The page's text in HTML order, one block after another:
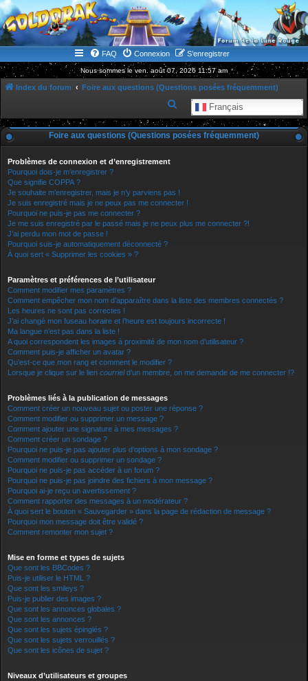
WWW.GOLDORAKGO.COM
le site de la Lune Rouge
FAQ Connexion S’enregistrer
Nous sommes le ven. août 07, 2026 11:57 am
Index du forum Foire aux questions (Questions posées fréquemment)
Français
e
c
c
Foire aux questions (Questions posées fréquemment)
Problèmes de connexion et d’enregistrement
Pourquoi dois-je m’enregistrer ?
Que signifie COPPA ?
Je souhaite m’enregistrer, mais je n’y parviens pas !
Je suis enregistré mais je ne peux pas me connecter !
Pourquoi ne puis-je pas me connecter ?
Je me suis enregistré par le passé mais je ne peux plus me connecter ?!
J’ai perdu mon mot de passe !
Pourquoi suis-je automatiquement déconnecté ?
À quoi sert « Supprimer les cookies » ?
Paramètres et préférences de l’utilisateur
Comment modifier mes paramètres ?
Comment empêcher mon nom d’apparaître dans la liste des membres connectés ?
Les heures ne sont pas correctes !
J’ai changé mon fuseau horaire et l’heure est toujours incorrecte !
Ma langue n’est pas dans la liste !
A quoi correspondent les images à proximité de mon nom d’utilisateur ?
Comment puis-je afficher un avatar ?
Qu’est-ce que mon rang et comment le modifier ?
Lorsque je clique sur le lien courrield’un membre, on me demande de me connecter !?
Problèmes liés à la publication de messages
Comment créer un nouveau sujet ou poster une réponse ?
Comment modifier ou supprimer un message ?
Comment ajouter une signature à mes messages ?
Comment créer un sondage ?
Pourquoi ne puis-je pas ajouter plus d’options à mon sondage ?
Comment modifier ou supprimer un sondage ?
Pourquoi ne puis-je pas accéder à un forum ?
Pourquoi ne puis-je pas joindre des fichiers à mon message ?
Pourquoi ai-je reçu un avertissement ?
Comment rapporter des messages à un modérateur ?
À quoi sert le bouton « Sauvegarder » dans la page de rédaction de message ?
Pourquoi mon message doit être validé ?
Comment remonter mon sujet ?
Mise en forme et types de sujets
Que sont les BBCodes ?
Puis-je utiliser le HTML ?
Que sont les smileys ?
Puis-je publier des images ?
Que sont les annonces globales ?
Que sont les annonces ?
Que sont les sujets épinglés ?
Que sont les sujets verrouillés ?
Que sont les icônes de sujet ?
Niveaux d’utilisateurs et groupes